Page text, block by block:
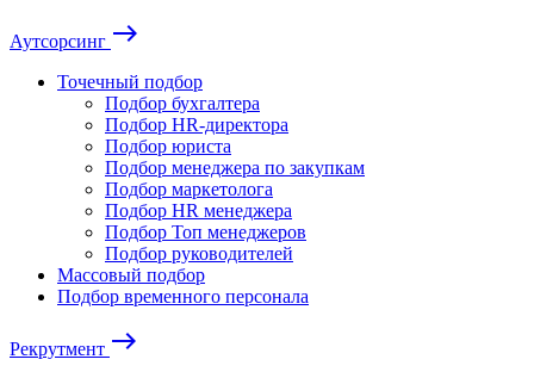
Аутсорсинг east
Точечный подбор
Подбор бухгалтера
Подбор HR-директора
Подбор юриста
Подбор менеджера по закупкам
Подбор маркетолога
Подбор HR менеджера
Подбор Топ менеджеров
Подбор руководителей
Массовый подбор
Подбор временного персонала
Рекрутмент east